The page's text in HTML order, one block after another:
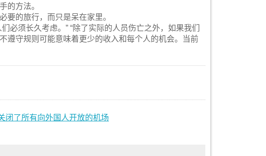
的方法。
要的旅行，而只是呆在家里。
必须长久考虑。” “除了实际的人员伤亡之外，如果我们
遵守规则可能意味着更少的收入和每个人的机会。当前
闭了所有向外国人开放的机场